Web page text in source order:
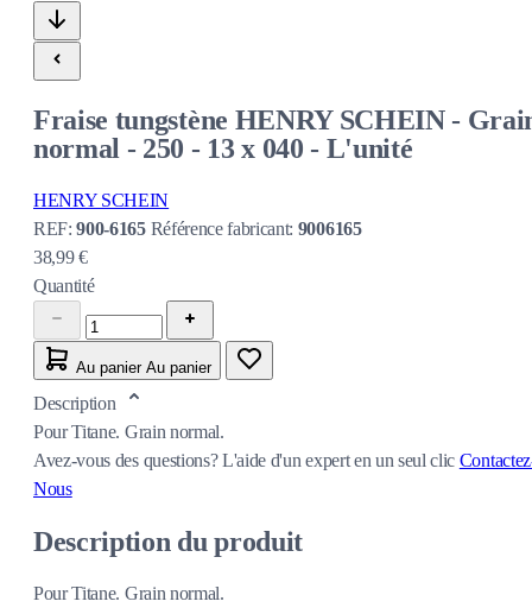
Fraise tungstène HENRY SCHEIN -
normal - 250 - 13 x 040 - L'unité
HENRY SCHEIN
REF:900-6165 Référence fabricant: 9006165
38,99 €
Quantité
Au panier Au panier
Description
Pour Titane. Grain normal.
Avez-vous des questions?L'aide d'un expert en un seul clic
Nous
Description du produit
Pour Titane. Grain normal.